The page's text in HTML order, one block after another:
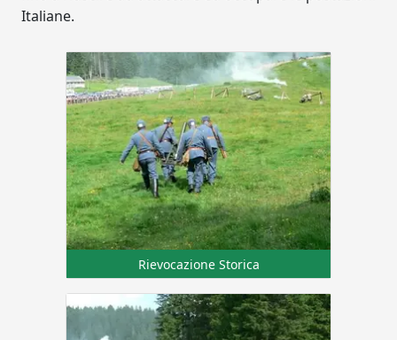
Italiane.
Rievocazione Storica